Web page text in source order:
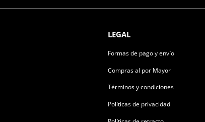
LEGAL
Formas de pago y envío
Compras al por Mayor
Términos y condiciones
Políticas de privacidad